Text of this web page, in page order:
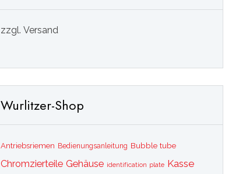
zzgl. Versand
Wurlitzer-Shop
Antriebsriemen Bedienungsanleitung Bubble tube
Chromzierteile Gehäuse identification plate Kasse